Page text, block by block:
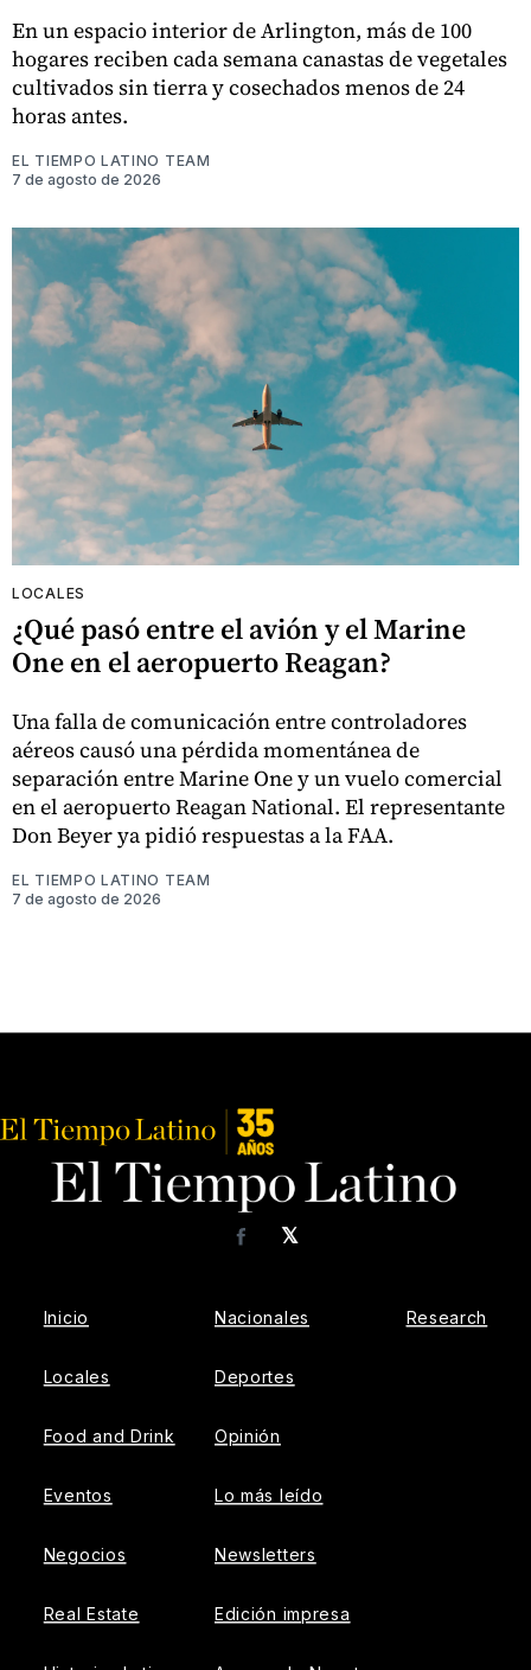
En un espacio interior de Arlington, más de 100
hogares reciben cada semana canastas de vegetales
cultivados sin tierra y cosechados menos de 24
horas antes.
EL TIEMPO LATINO TEAM
7 de agosto de 2026
LOCALES
¿Qué pasó entre el avión y el Marine
One en el aeropuerto Reagan?
Una falla de comunicación entre controladores
aéreos causó una pérdida momentánea de
separación entre Marine One y un vuelo comercial
en el aeropuerto Reagan National. El representante
Don Beyer ya pidió respuestas a la FAA.
EL TIEMPO LATINO TEAM
7 de agosto de 2026
𝕏
Facebook
Inicio
Locales
Food and Drink
Eventos
Negocios
Real Estate
Nacionales
Deportes
Opinión
Lo más leído
Newsletters
Edición impresa
Research